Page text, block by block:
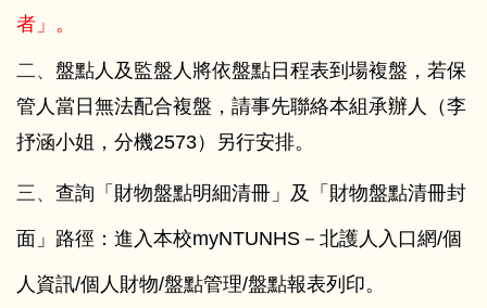
者」。
二、 盤點人及監盤人將依盤點日程表到場複盤，若保
管人當日無法配合複盤，請事先聯絡本組承辦人（李
抒涵小姐，分機2573）另行安排。
三、 查詢「財物盤點明細清冊」及「財物盤點清冊封
面」路徑：進入本校myNTUNHS－北護人入口網/個
人資訊/個人財物/盤點管理/盤點報表列印。